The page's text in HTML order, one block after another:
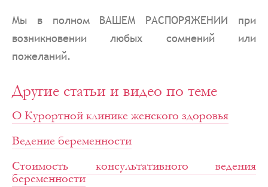
Мы в полном ВАШЕМ РАСПОРЯЖЕНИИ при
возникновении любых сомнений или
пожеланий.
Другие статьи и видео по теме
О Курортной клинике женского здоровья
Ведение беременности
Стоимость консультативного ведения
беременности